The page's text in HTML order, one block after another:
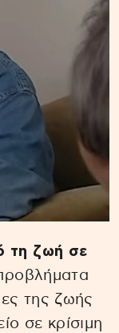
τη ζωή σε
της ζωής
σε κρίσιμη